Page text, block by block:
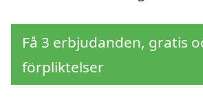
Få 3 erbjudanden, gratis
förpliktelser